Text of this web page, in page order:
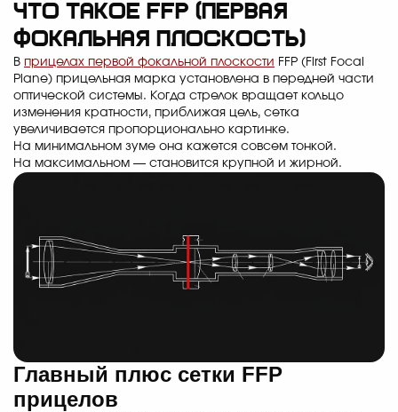
Что такое FFP (первая
фокальная плоскость)
В прицелах первой фокальной плоскости FFP (First Focal
Plane) прицельная марка установлена в передней части
оптической системы. Когда стрелок вращает кольцо
изменения кратности, приближая цель, сетка
увеличивается пропорционально картинке.
На минимальном зуме она кажется совсем тонкой.
На максимальном — становится крупной и жирной.
Главный плюс сетки FFP
прицелов